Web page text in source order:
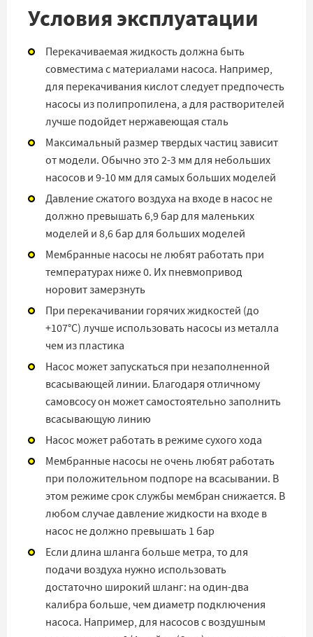
Условия эксплуатации
Перекачиваемая жидкость должна быть
совместима с материалами насоса. Например,
для перекачивания кислот следует предпочесть
насосы из полипропилена, а для растворителей
лучше подойдет нержавеющая сталь
Максимальный размер твердых частиц зависит
от модели. Обычно это 2-3 мм для небольших
насосов и 9-10 мм для самых больших моделей
Давление сжатого воздуха на входе в насос не
должно превышать 6,9 бар для маленьких
моделей и 8,6 бар для больших моделей
Мембранные насосы не любят работать при
температурах ниже 0. Их пневмопривод
норовит замерзнуть
При перекачивании горячих жидкостей (до
+107°C) лучше использовать насосы из металла
чем из пластика
Насос может запускаться при незаполненной
всасывающей линии. Благодаря отличному
самовсосу он может самостоятельно заполнить
всасывающую линию
Насос может работать в режиме сухого хода
Мембранные насосы не очень любят работать
при положительном подпоре на всасывании. В
этом режиме срок службы мембран снижается. В
любом случае давление жидкости на входе в
насос не должно превышать 1 бар
Если длина шланга больше метра, то для
подачи воздуха нужно использовать
достаточно широкий шланг: на один-два
калибра больше, чем диаметр подключения
насоса. Например, для насосов с воздушным